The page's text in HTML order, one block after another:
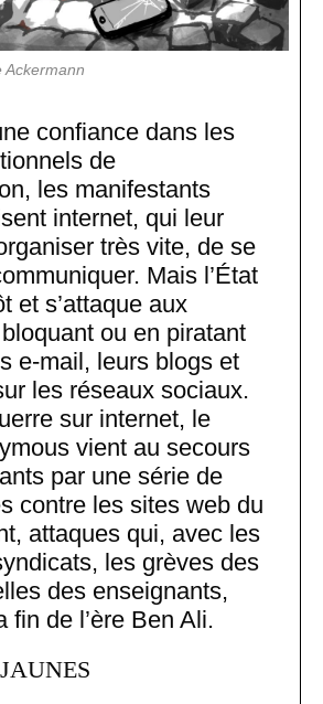
Ackermann
confiance dans les
de
les manifestants
internet, qui leur
très vite, de se
Mais l’État
et s’attaque aux
ou en piratant
e-mail, leurs blogs et
les réseaux sociaux.
sur internet, le
vient au secours
par une série de
contre les sites web du
attaques qui, avec les
les grèves des
des enseignants,
fin de l’ère Ben Ali.